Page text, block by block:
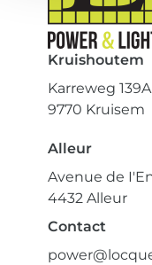
Kruishoutem
Karreweg 139A
9770 Kruisem
Alleur
Avenue de
4432 Alleur
Contact